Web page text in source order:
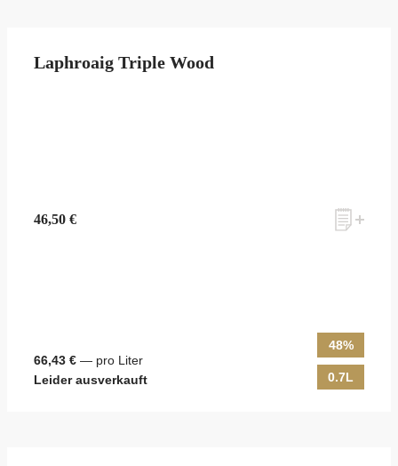
Laphroaig Triple Wood
46,50 €
66,43 € — pro Liter
Leider ausverkauft
48%
0.7L